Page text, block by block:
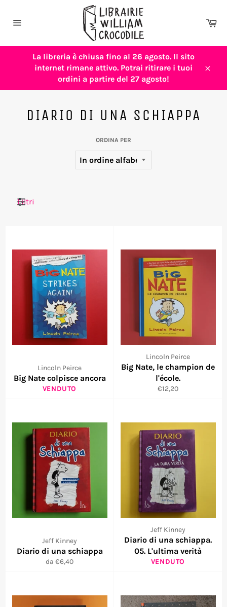
sito
La libreria è chiusa fino al 26 agosto. Il sito
internet rimane attivo. Potrai ritirare i tuoi
ordini a partire del 27 agosto!
DIARIO DI UNA SCHIAPPA
ORDINA PER
Filtri
Lincoln Peirce
Big Nate colpisce ancora
VENDUTO
Lincoln Peirce
Big Nate, le champion de
l'école.
Prezzo
€12,20
Jeff Kinney
Diario di una schiappa
da €6,40
Jeff Kinney
Diario di una schiappa.
05. L'ultima verità
VENDUTO